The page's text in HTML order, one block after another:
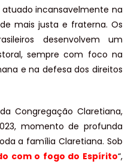
atuado incansavelmente na
mais justa e fraterna. Os
desenvolvem um
sempre com foco na
e na defesa dos direitos
Congregação Claretiana,
momento de profunda
a família Claretiana. Sob
com o fogo do Espírito“,